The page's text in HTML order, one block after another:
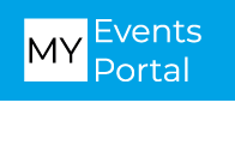
Zum
Inhalt
springen